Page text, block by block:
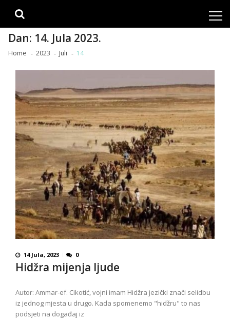
Dan: 14. Jula 2023.
Home 2023 Juli 14
14 Jula, 2023 0
Hidžra mijenja ljude
Autor: Ammar-ef. Cikotić, vojni imam Hidžra jezički znači selidbu
iz jednog mjesta u drugo. Kada spomenemo "hidžru" to nas
podsjeti na događaj iz